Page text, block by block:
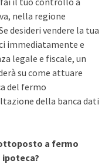
nella regione
desideri vendere la tua
immediatamente e
legale e fiscale, un
su come attuare
del fermo
della banca dati
a fermo